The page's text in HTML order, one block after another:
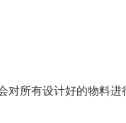
对所有设计好的物料进